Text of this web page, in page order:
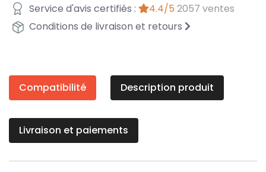
Service d'avis certifiés :
4.4/5 2057 ventes
Conditions de livraison et retours
Compatibilité Description produit
Livraison et paiements